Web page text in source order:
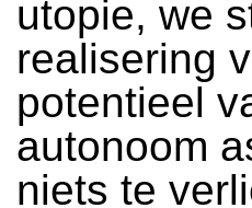
utopie, we
realisering
potentieel
autonoom
niets te